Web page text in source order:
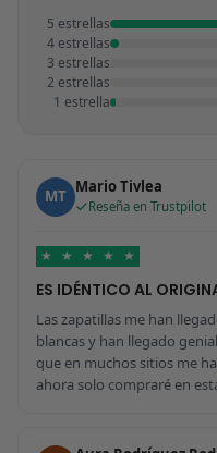
5 estrellas
4 estrellas
3 estrellas
2 estrellas
1 estrella
MT Mario Tivlea
Reseña en Trustpilot
★ ★ ★ ★ ★
ES IDÉNTICO AL
Las zapatillas me han
blancas y han llegado
que en muchos sitios me
ahora solo compraré en